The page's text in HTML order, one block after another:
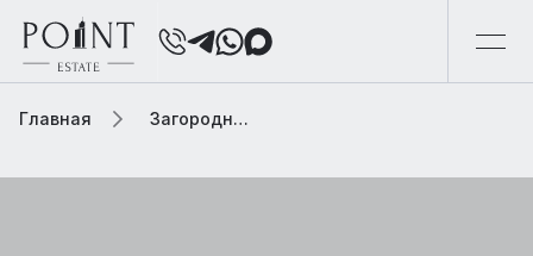
Главная Загородная элитная недвижимость